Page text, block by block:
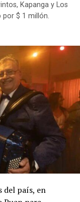
Kapanga y Los
por $ 1 millón.
del país, en